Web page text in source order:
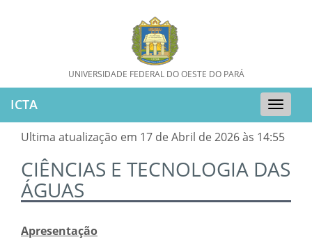
UNIVERSIDADE FEDERAL DO OESTE DO PARÁ
Toggle
ICTA
Ultima atualização em 17 de Abril de 2026 às 14:55
CIÊNCIAS E TECNOLOGIA DAS
ÁGUAS
Apresentação